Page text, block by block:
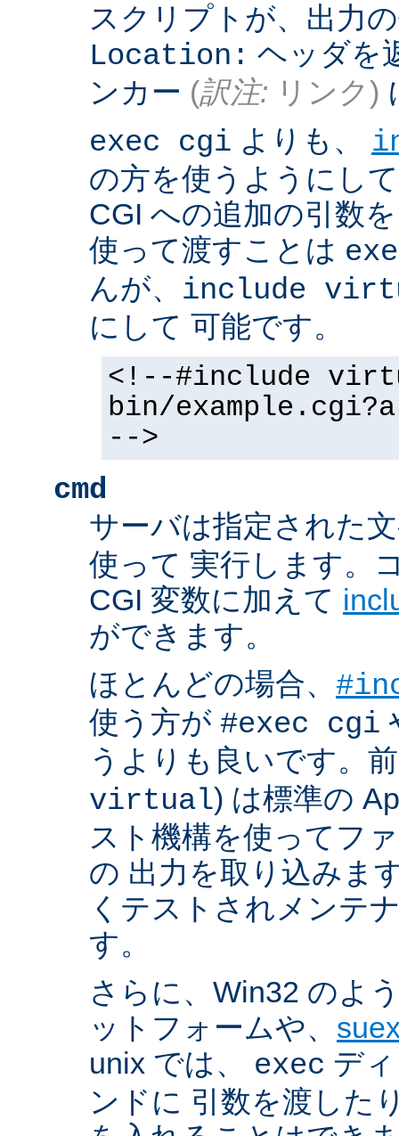
スクリプトが、出力
Location: ヘッダを
ンカー (訳注: リンク)
exec cgi よりも、
の方を使うようにし
CGI への追加の引数
使って渡すことは
んが、 include
にして 可能です。
<!--#include
bin/
-->
cmd
サーバは指定された
使って 実行します。
CGI 変数に加えて
ができます。
ほとんどの場合、
使う方が #exec cgi
うよりも良いです。
virtual) は標準の
スト機構を使ってフ
の 出力を取り込みま
くテストされメンテ
す。
さらに、Win32 のよ
ットフォームや、
unix では、 exec デ
ンドに 引数を渡した